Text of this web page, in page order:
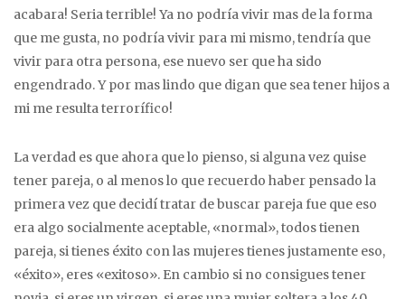
acabara! Seria terrible! Ya no podría vivir mas de la forma
que me gusta, no podría vivir para mi mismo, tendría que
vivir para otra persona, ese nuevo ser que ha sido
engendrado. Y por mas lindo que digan que sea tener hijos a
mi me resulta terrorífico!
La verdad es que ahora que lo pienso, si alguna vez quise
tener pareja, o al menos lo que recuerdo haber pensado la
primera vez que decidí tratar de buscar pareja fue que eso
era algo socialmente aceptable, «normal», todos tienen
pareja, si tienes éxito con las mujeres tienes justamente eso,
«éxito», eres «exitoso». En cambio si no consigues tener